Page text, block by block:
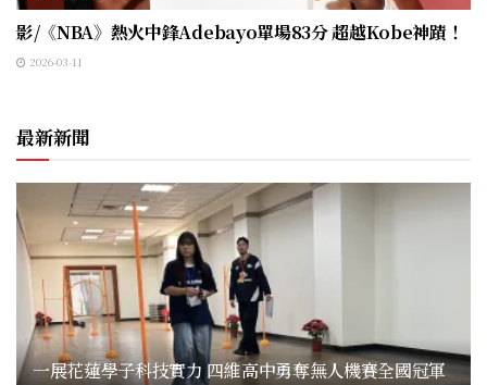
影/《NBA》熱火中鋒Adebayo單場83分 超越Kobe神蹟！
2026-03-11
最新新聞
一展花蓮學子科技實力 四維高中勇奪無人機賽全國冠軍